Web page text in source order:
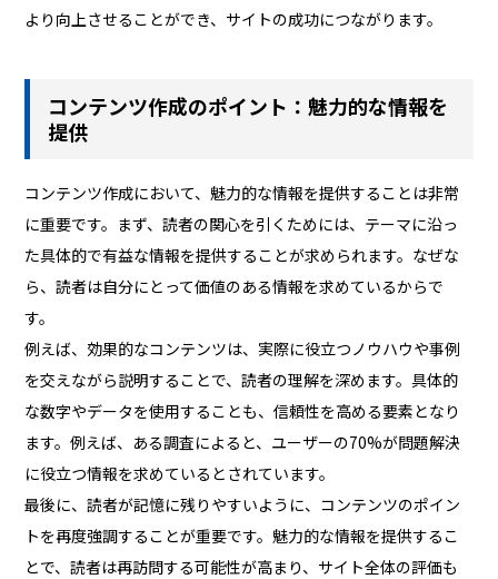
より向上させることができ、サイトの成功につながります。
コンテンツ作成のポイント：魅力的な情報を
提供
コンテンツ作成において、魅力的な情報を提供することは非常
に重要です。まず、読者の関心を引くためには、テーマに沿っ
た具体的で有益な情報を提供することが求められます。なぜな
ら、読者は自分にとって価値のある情報を求めているからで
す。
例えば、効果的なコンテンツは、実際に役立つノウハウや事例
を交えながら説明することで、読者の理解を深めます。具体的
な数字やデータを使用することも、信頼性を高める要素となり
ます。例えば、ある調査によると、ユーザーの70%が問題解決
に役立つ情報を求めているとされています。
最後に、読者が記憶に残りやすいように、コンテンツのポイン
トを再度強調することが重要です。魅力的な情報を提供するこ
とで、読者は再訪問する可能性が高まり、サイト全体の評価も